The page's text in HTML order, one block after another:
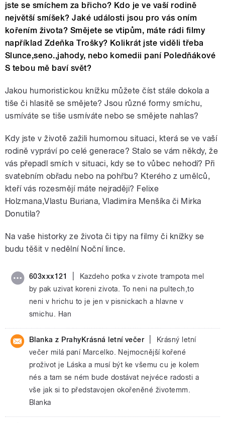
jste se smíchem za břicho? Kdo je ve vaší rodině
největší smíšek? Jaké události jsou pro vás oním
kořením života? Smějete se vtipům, máte rádi filmy
například Zdeňka Trošky? Kolikrát jste viděli třeba
Slunce,seno.,jahody, nebo komedii paní Poledňákové
S tebou mě baví svět?
Jakou humoristickou knížku můžete číst stále dokola a
tiše či hlasitě se smějete? Jsou různé formy smíchu,
usmíváte se tiše usmíváte nebo se smějete nahlas?
Kdy jste v životě zažili humornou situaci, která se ve vaší
rodině vypráví po celé generace? Stalo se vám někdy, že
vás přepadl smích v situaci, kdy se to vůbec nehodí? Při
svatebním obřadu nebo na pohřbu? Kterého z umělců,
kteří vás rozesmějí máte nejraději? Felixe
Holzmana,Vlastu Buriana, Vladimíra Menšíka či Mirka
Donutila?
Na vaše historky ze života či tipy na filmy či knížky se
budu těšit v nedělní Noční lince.
603xxx121
Kazdeho potka v zivote trampota mel
by pak uzivat koreni zivota. To neni na pultech,to
neni v hrichu to je jen v pisnickach a hlavne v
smichu. Han
Blanka z PrahyKrásná letní večer
Krásný letní
večer milá paní Marcelko. Nejmocnější kořené
proživot je Láska a musí být ke všemu cu je kolem
nés a tam se ném bude dostávat nejvéce radosti a
vše jak si to představojen okořeněné životemm.
Blanka